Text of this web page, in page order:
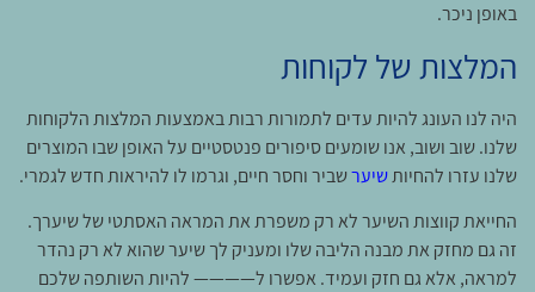
באופן ניכר.
המלצות של לקוחות
היה לנו העונג להיות עדים לתמורות רבות באמצעות המלצות הלקוחות
שלנו. שוב ושוב, אנו שומעים סיפורים פנטסטיים על האופן שבו המוצרים
שלנו עזרו להחיותשיערשביר וחסר חיים, וגרמו לו להיראות חדש לגמרי.
החייאת קווצות השיער לא רק משפרת את המראה האסתטי של שיערך.
זה גם מחזק את מבנה הליבה שלו ומעניק לך שיער שהוא לא רק נהדר
למראה, אלא גם חזק ועמיד. אפשרו ל———— להיות השותפה שלכם